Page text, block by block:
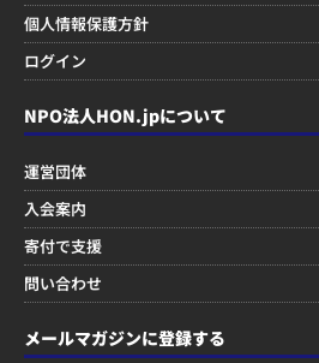
個人情報保護方針
ログイン
NPO法人HON.jpについて
運営団体
入会案内
寄付で支援
問い合わせ
メールマガジンに登録する